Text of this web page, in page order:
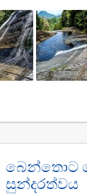
බෙන්තොට
සුන්දරත්වය